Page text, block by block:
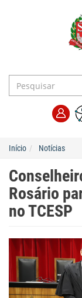
Início Notícias
Rosário
no TCESP